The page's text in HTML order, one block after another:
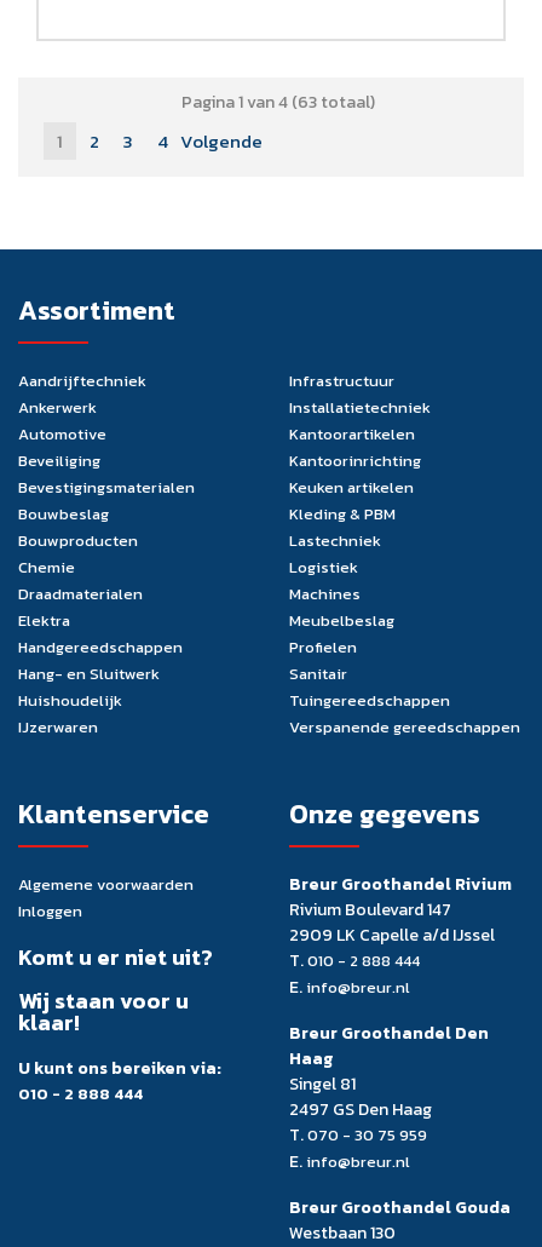
Pagina 1 van 4 (63 totaal)
1 2 3 4 Volgende
Assortiment
Aandrijftechniek
Ankerwerk
Automotive
Beveiliging
Bevestigingsmaterialen
Bouwbeslag
Bouwproducten
Chemie
Draadmaterialen
Elektra
Handgereedschappen
Hang- en Sluitwerk
Huishoudelijk
IJzerwaren
Infrastructuur
Installatietechniek
Kantoorartikelen
Kantoorinrichting
Keuken artikelen
Kleding & PBM
Lastechniek
Logistiek
Machines
Meubelbeslag
Profielen
Sanitair
Tuingereedschappen
Verspanende gereedschappen
Klantenservice
Algemene voorwaarden
Inloggen
Komt u er niet uit?
Wij staan voor u
klaar!
U kunt ons bereiken via:
010 - 2 888 444
Onze gegevens
Breur Groothandel Rivium
Rivium Boulevard 147
2909 LK Capelle a/d IJssel
T.010 - 2 888 444
E. info@breur.nl
Breur Groothandel Den
Haag
Singel 81
2497 GS Den Haag
T.070 - 30 75 959
E. info@breur.nl
Breur Groothandel Gouda
Westbaan 130